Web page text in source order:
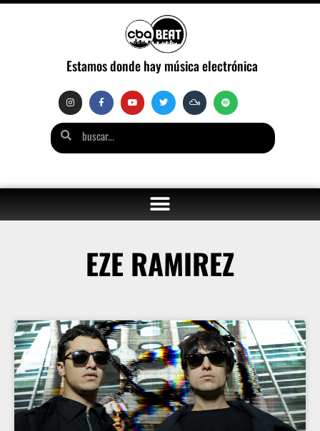
Estamos donde hay música electrónica
EZE RAMIREZ